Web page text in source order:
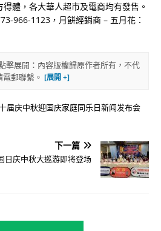
體，各大華人超市及電商均有發售。
966-1123，月餅經銷商 – 五月花：
展開：內容版權歸原作者所有，不代
郵聯繫。
十届庆中秋迎国庆家庭同乐日新闻发布会
下一篇
日庆中秋大巡游即将登场